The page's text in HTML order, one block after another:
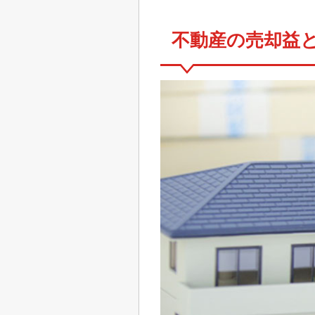
不動産の売却益